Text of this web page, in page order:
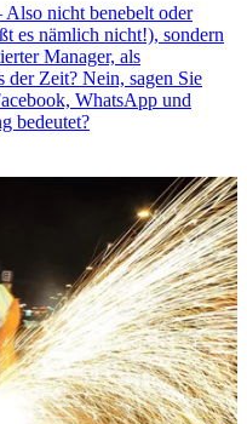
nicht benebelt oder
es nämlich nicht!), sondern
Manager, als
Zeit? Nein, sagen Sie
WhatsApp und
bedeutet?